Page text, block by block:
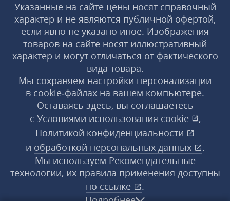
Указанные на сайте цены носят справочный
характер и не являются публичной офертой,
если явно не указано иное. Изображения
товаров на сайте носят иллюстративный
характер и могут отличаться от фактического
вида товара.
Мы сохраняем настройки персонализации
в cookie‑файлах на вашем компьютере.
Оставаясь здесь, вы соглашаетесь
с Условиями использования cookie
,
Политикой конфиденциальности
и обработкой персональных данных
.
Мы используем Рекомендательные
технологии, их правила применения доступны
по ссылке
.